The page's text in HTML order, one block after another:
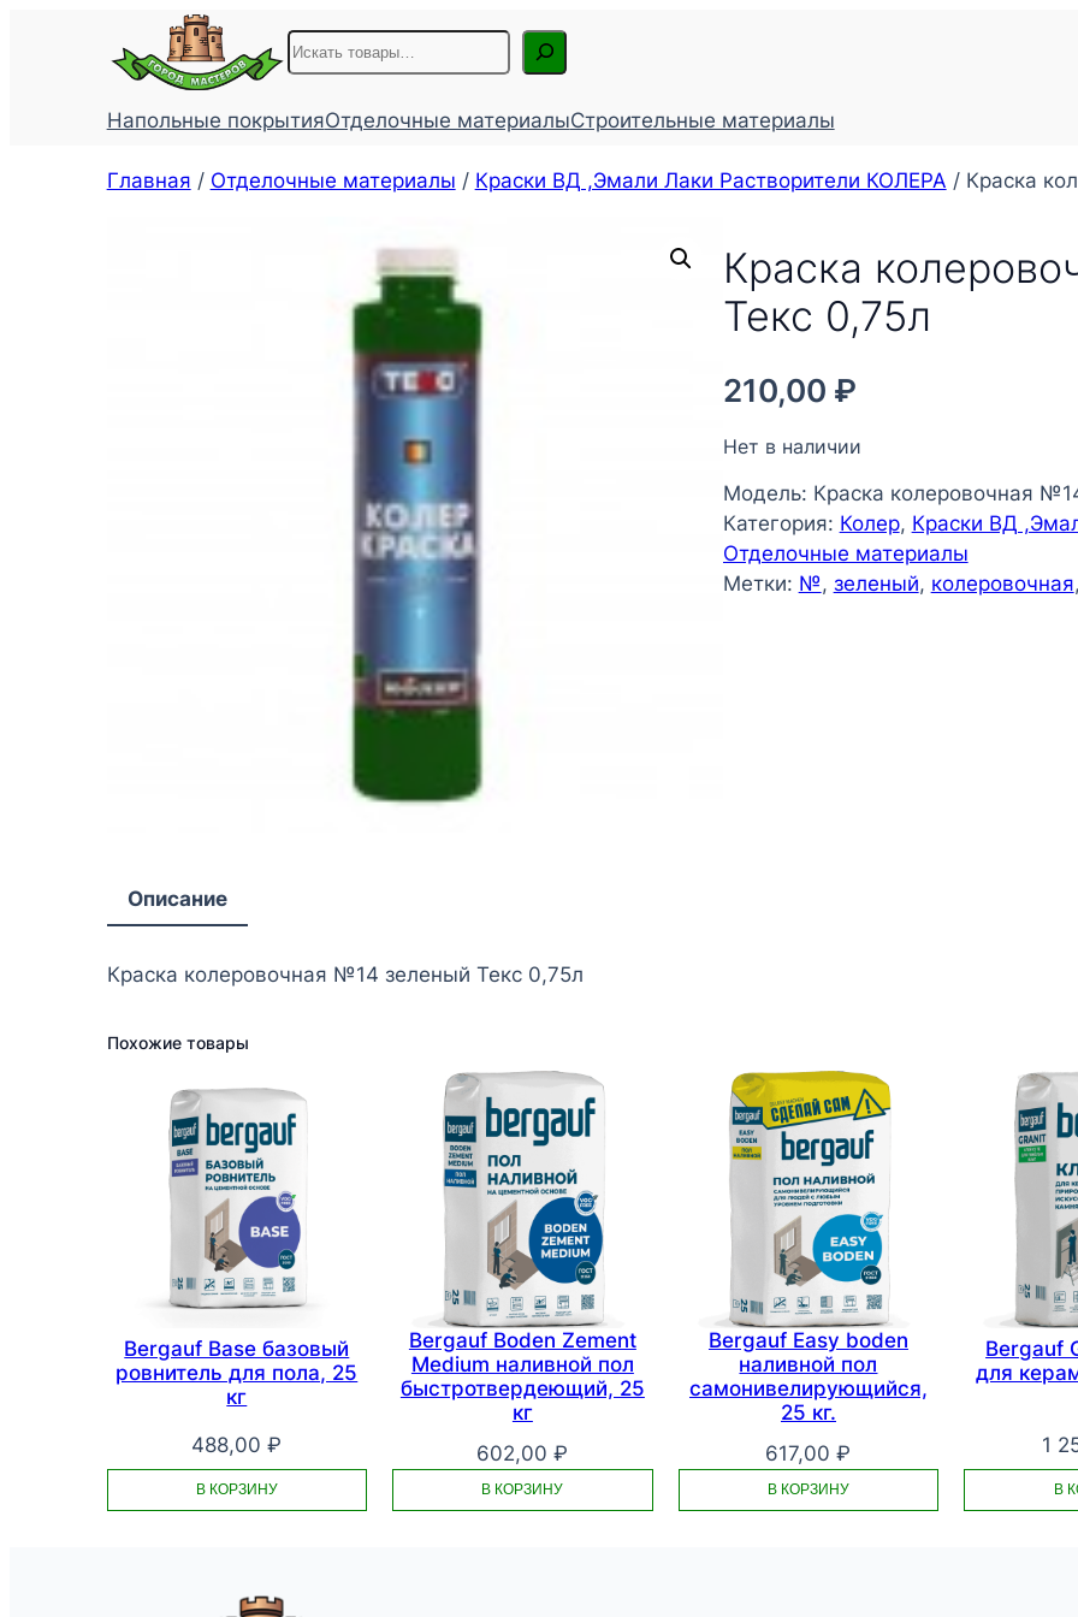
содержимому
Поиск
Напольные покрытияОтделочные материалыСтроительные материалы
Главная / Отделочные материалы / Краски ВД ,Эмали Лаки Растворители КОЛЕРА / Краска
Краска
Текс 0,75л
210,00 ₽
Нет в наличии
Модель: Краска колеровочная
Категория: Колер, Краски ВД
Отделочные материалы
Метки: №, зеленый, колеровочная,
Описание
Краска колеровочная №14 зеленый Текс 0,75л
Похожие товары
Bergauf Base базовый
ровнитель для пола, 25
кг
488,00₽
В КОРЗИНУ
Bergauf Boden Zement
Medium наливной пол
быстротвердеющий, 25
кг
602,00₽
В КОРЗИНУ
Bergauf Easy boden
наливной пол
самонивелирующийся,
25 кг.
617,00₽
В КОРЗИНУ
Bergauf
для
1
В